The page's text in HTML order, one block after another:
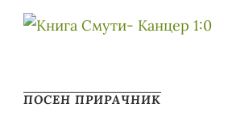
ПОСЕН ПРИРАЧНИК